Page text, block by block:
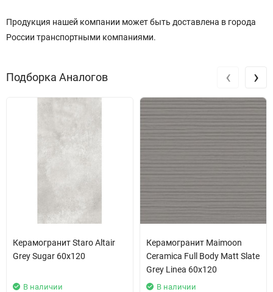
Продукция нашей компании может быть доставлена в города
России транспортными компаниями.
Подборка Аналогов
Керамогранит Staro Altair
Grey Sugar 60x120
В наличии
Керамогранит Maimoon
Ceramica Full Body Matt Slate
Grey Linea 60x120
В наличии
‹ ›